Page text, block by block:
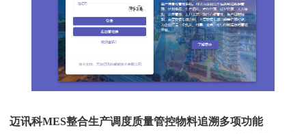
迈讯科MES整合生产调度质量管控物料追溯多项功能